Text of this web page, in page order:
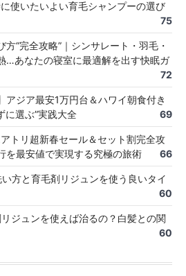
使いたいよい育毛シャンプーの選び
75
方“完全攻略”｜シンサレート・羽毛・
…あなたの寝室に最適解を出す快眠ガ
72
アジア最安1万円台＆ハワイ朝食付き
選ぶ”実践大全
69
トリ超新春セール＆セット割完全攻
を最安値で実現する究極の旅術
66
方と育毛剤リジュンを使う良いタイ
60
ジュンを使えば治るの？白髪との関
60